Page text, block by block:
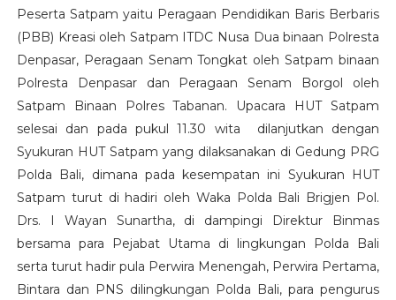
Peserta Satpam yaitu Peragaan Pendidikan Baris Berbaris
(PBB) Kreasi oleh Satpam ITDC Nusa Dua binaan Polresta
Denpasar, Peragaan Senam Tongkat oleh Satpam binaan
Polresta Denpasar dan Peragaan Senam Borgol oleh
Satpam Binaan Polres Tabanan. Upacara HUT Satpam
selesai dan pada pukul 11.30 wita dilanjutkan dengan
Syukuran HUT Satpam yang dilaksanakan di Gedung PRG
Polda Bali, dimana pada kesempatan ini Syukuran HUT
Satpam turut di hadiri oleh Waka Polda Bali Brigjen Pol.
Drs. I Wayan Sunartha, di dampingi Direktur Binmas
bersama para Pejabat Utama di lingkungan Polda Bali
serta turut hadir pula Perwira Menengah, Perwira Pertama,
Bintara dan PNS dilingkungan Polda Bali, para pengurus